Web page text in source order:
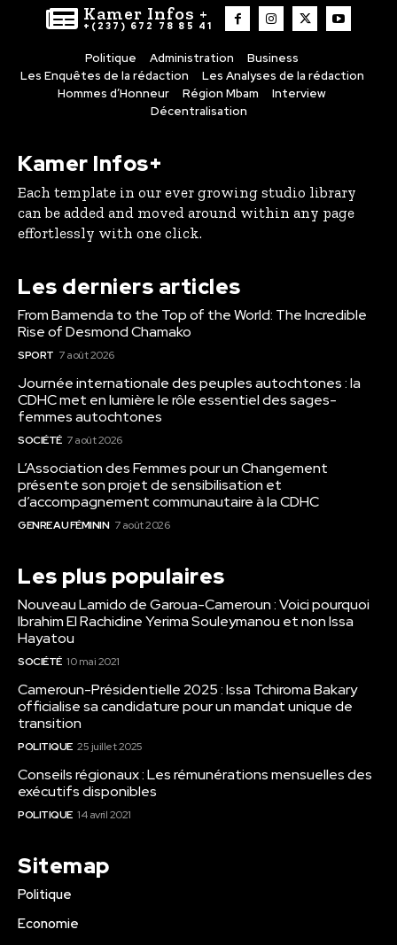
Kamer Infos +
+(237) 672 78 85 41
Politique Administration
Business
Les Enquêtes de la rédaction
Les Analyses de la rédaction
Hommes d’Honneur
Région Mbam
Interview
Décentralisation
Kamer Infos+
Each template in our ever growing studio library
can be added and moved around within any page
effortlessly with one click.
Les derniers articles
From Bamenda to the Top of the World: The Incredible
Rise of Desmond Chamako
SPORT 7 août 2026
Journée internationale des peuples autochtones : la
CDHC met en lumière le rôle essentiel des sages-
femmes autochtones
SOCIÉTÉ 7 août 2026
L’Association des Femmes pour un Changement
présente son projet de sensibilisation et
d’accompagnement communautaire à la CDHC
GENRE AU FÉMININ 7 août 2026
Les plus populaires
Nouveau Lamido de Garoua-Cameroun : Voici pourquoi
Ibrahim El Rachidine Yerima Souleymanou et non Issa
Hayatou
SOCIÉTÉ 10 mai 2021
Cameroun-Présidentielle 2025 : Issa Tchiroma Bakary
officialise sa candidature pour un mandat unique de
transition
POLITIQUE 25 juillet 2025
Conseils régionaux : Les rémunérations mensuelles des
exécutifs disponibles
POLITIQUE 14 avril 2021
Sitemap
Politique
Economie